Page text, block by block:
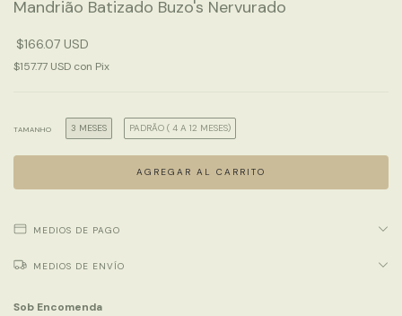
Mandrião Batizado Buzo's Nervurado
$166.07 USD
$157.77 USD con Pix
TAMANHO 3 MESES PADRÃO ( 4 A 12 MESES)
MEDIOS DE PAGO
MEDIOS DE ENVÍO
Sob Encomenda